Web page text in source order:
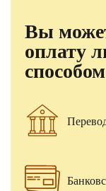
Вы
оплату
способом